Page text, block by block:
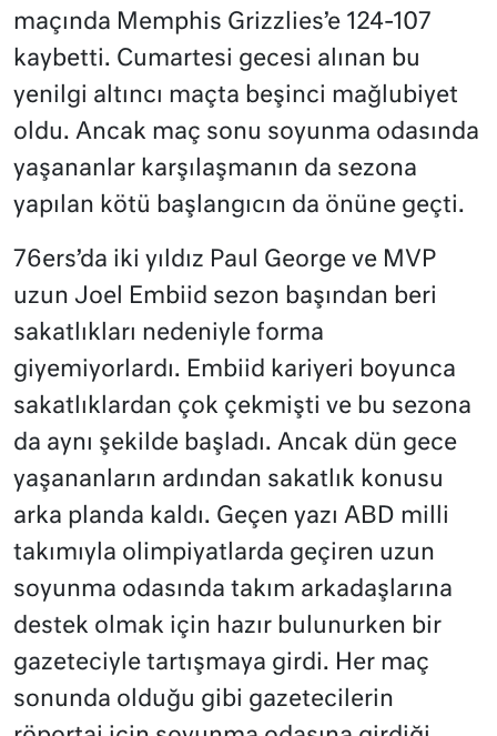
maçında Memphis Grizzlies’e 124-107
kaybetti. Cumartesi gecesi alınan bu
yenilgi altıncı maçta beşinci mağlubiyet
oldu. Ancak maç sonu soyunma odasında
yaşananlar karşılaşmanın da sezona
yapılan kötü başlangıcın da önüne geçti.
76ers’da iki yıldız Paul George ve MVP
uzun Joel Embiid sezon başından beri
sakatlıkları nedeniyle forma
giyemiyorlardı. Embiid kariyeri boyunca
sakatlıklardan çok çekmişti ve bu sezona
da aynı şekilde başladı. Ancak dün gece
yaşananların ardından sakatlık konusu
arka planda kaldı. Geçen yazı ABD milli
takımıyla olimpiyatlarda geçiren uzun
soyunma odasında takım arkadaşlarına
destek olmak için hazır bulunurken bir
gazeteciyle tartışmaya girdi. Her maç
sonunda olduğu gibi gazetecilerin